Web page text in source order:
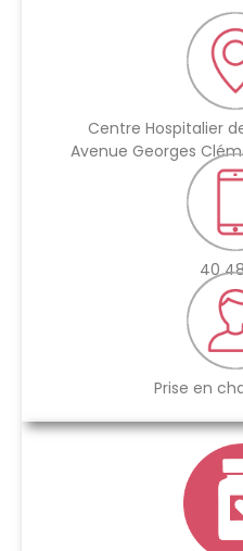
Centre Hospitalier
Avenue Georges
40
Prise en